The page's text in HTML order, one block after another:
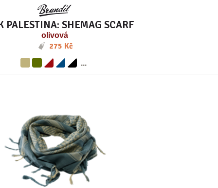
PALESTINA: SHEMAG SCARF
olivová
275 Kč
...